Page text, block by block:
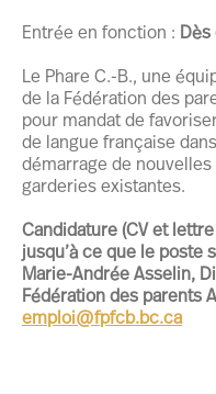
Entrée en fonction :
Le Phare C.-B., une
de la Fédération des
pour mandat de
de langue française
démarrage de
garderies existantes.
Candidature (CV et
jusqu’à ce que le poste
Marie-Andrée Asselin,
Fédération des parents
emploi@fpfcb.bc.ca